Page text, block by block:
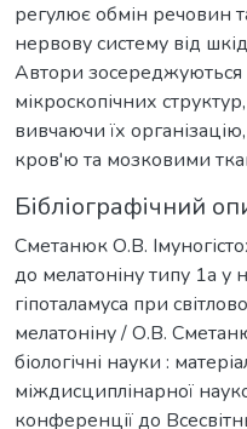
регулює обмін речовин
нервову систему від
Автори зосереджуються
мікроскопічних
вивчаючи їх
кров'ю та мозковими
Бібліографічний
Сметанюк О.В.
до мелатоніну типу 1а
гіпоталамуса при
мелатоніну / О.В.
біологічні науки :
міждисциплінарної
конференції до